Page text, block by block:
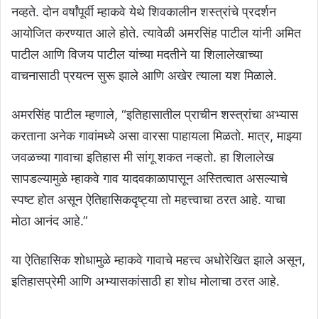
नव्हते. दोन वर्षांपूर्वी म्हाकवे येथे शिवकालीन शस्त्रांचे प्रदर्शन
आयोजित करण्यात आले होते. त्यावेळी अमरसिंह पाटील यांनी अमित
पाटील आणि विजय पाटील यांच्या मदतीने या शिलालेखाच्या
वाचनासाठी प्रयत्न सुरू झाले आणि अखेर त्याला यश मिळाले.
अमरसिंह पाटील म्हणाले, “इतिहासातील प्राचीन शस्त्रांचा अभ्यास
करताना अनेक गावांमध्ये असा वारसा पाहायला मिळतो. मात्र, माझ्या
जवळच्या गावाचा इतिहास मी सांगू शकत नव्हतो. हा शिलालेख
सापडल्यामुळे म्हाकवे गाव यादवकाळापासून अस्तित्वात असल्याचे
स्पष्ट होत असून ऐतिहासिकदृष्ट्या तो महत्त्वाचा ठरत आहे. याचा
मोठा आनंद आहे.”
या ऐतिहासिक शोधामुळे म्हाकवे गावाचे महत्त्व अधोरेखित झाले असून,
इतिहासप्रेमी आणि अभ्यासकांसाठी हा शोध मोलाचा ठरत आहे.